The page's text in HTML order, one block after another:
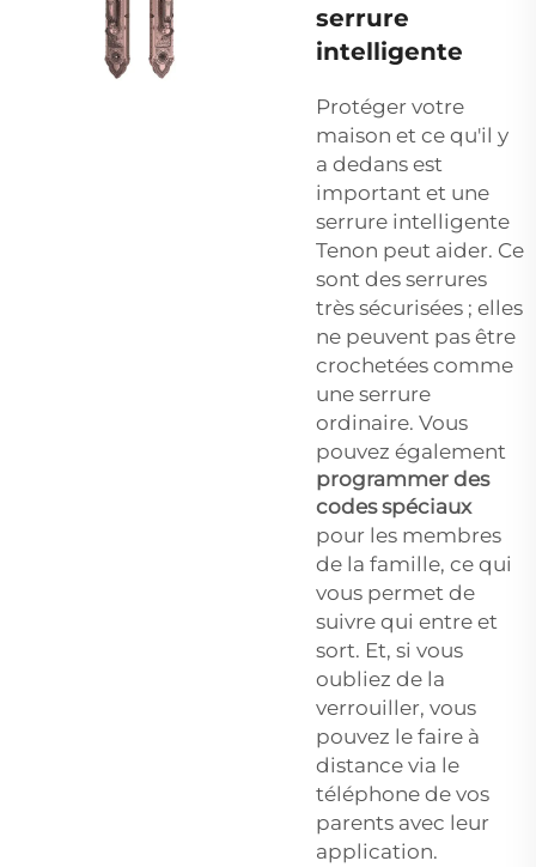
serrure
intelligente
Protéger votre
maison et ce qu'il y
a dedans est
important et une
serrure intelligente
Tenon peut aider. Ce
sont des serrures
très sécurisées ; elles
ne peuvent pas être
crochetées comme
une serrure
ordinaire. Vous
pouvez également
programmer des
codes spéciaux
pour les membres
de la famille, ce qui
vous permet de
suivre qui entre et
sort. Et, si vous
oubliez de la
verrouiller, vous
pouvez le faire à
distance via le
téléphone de vos
parents avec leur
application.